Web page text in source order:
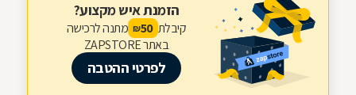
הזמנת איש מקצוע?
קיבלת 50
₪ מתנה לרכישה
באתר ZAPSTORE
לפרטי ההטבה